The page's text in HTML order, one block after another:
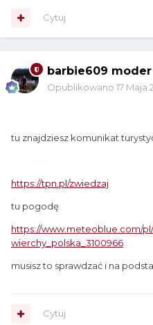
Cytuj
barbie609 moder
Opublikowano 17 Maja
tu znajdziesz komunikat
https://tpn.pl/zwiedzaj
tu pogodę
https://www.meteoblue.com/
wierchy_polska_3100966
musisz to sprawdzać i na
Cytuj